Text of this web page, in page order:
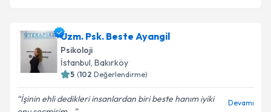
Uzm. Psk. Beste Ayangil
Psikoloji
İstanbul,Bakırköy
Değerlendirme)
İşinin ehli dedikleri insanlardan biri beste hanım iyiki